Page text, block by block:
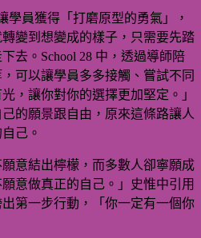
學員獲得「打磨原型的勇氣」，
變到想變成的樣子，只需要先踏
去。School 28 中，透過導師陪
可以讓學員多多接觸、嘗試不同
，讓你對你的選擇更加堅定。」
的願景跟自由，原來這條路讓人
己。
願意結出檸檬，而多數人卻寧願成
意做真正的自己。」史惟中引用
第一步行動，「你一定有一個你